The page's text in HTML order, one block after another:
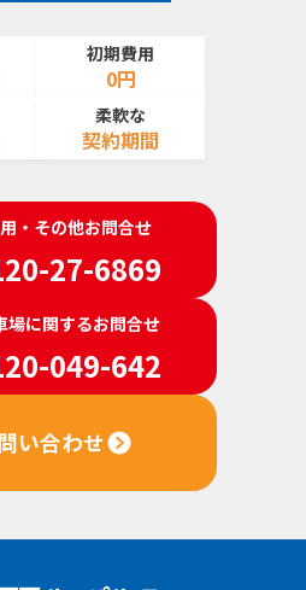
初期費用
0円
柔軟な
契約期間
・その他お問合せ
27-6869
場に関するお問合せ
049-642
い合わせ